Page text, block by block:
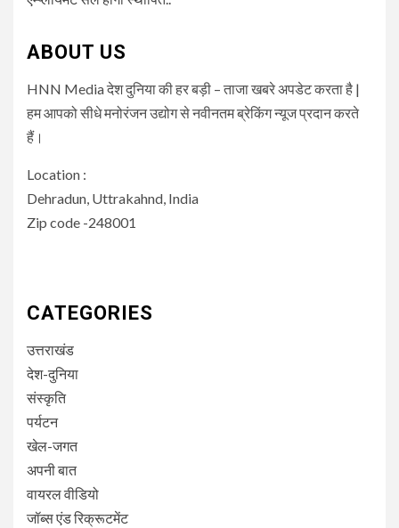
ABOUT US
HNN Media देश दुनिया की हर बड़ी – ताजा खबरे अपडेट करता है |
हम आपको सीधे मनोरंजन उद्योग से नवीनतम ब्रेकिंग न्यूज प्रदान करते
हैं।
Location :
Dehradun, Uttrakahnd, India
Zip code -248001
CATEGORIES
उत्तराखंड
देश-दुनिया
संस्कृति
पर्यटन
खेल-जगत
अपनी बात
वायरल वीडियो
जॉब्स एंड रिक्रूटमेंट